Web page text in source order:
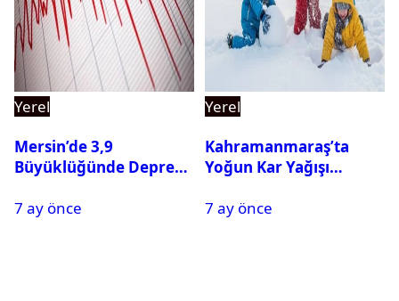
Yerel
Mersin’de 3,9
Büyüklüğünde Deprem
7 ay önce
Yerel
Kahramanmaraş’ta
Yoğun Kar Yağışı
Tatil
7 ay önce